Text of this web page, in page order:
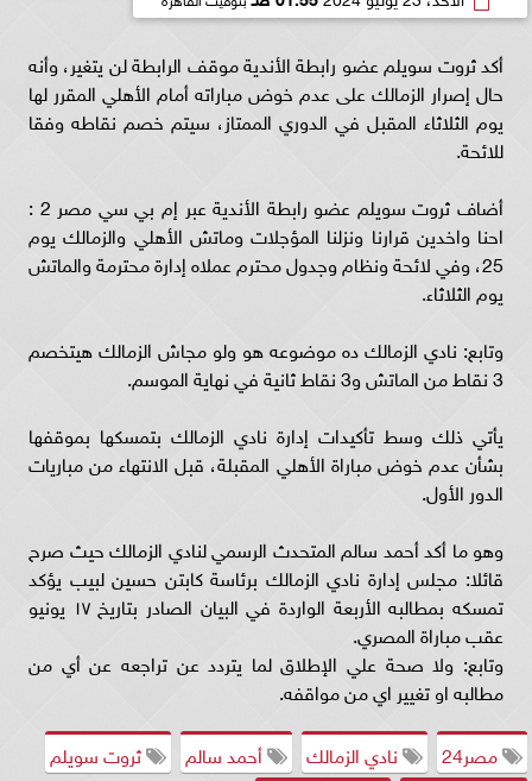
أكد ثروت سويلم عضو رابطة الأندية موقف الرابطة لن يتغير، وأنه
حال إصرار الزمالك على عدم خوض مباراته أمام الأهلي المقرر لها
يوم الثلاثاء المقبل في الدوري الممتاز، سيتم خصم نقاطه وفقا
للائحة.
أضاف ثروت سويلم عضو رابطة الأندية عبر إم بي سي مصر 2 :
احنا واخدين قرارنا ونزلنا المؤجلات وماتش الأهلي والزمالك يوم
25، وفي لائحة ونظام وجدول محترم عملاه إدارة محترمة والماتش
يوم الثلاثاء.
وتابع: نادي الزمالك ده موضوعه هو ولو مجاش الزمالك هيتخصم
3 نقاط من الماتش و3 نقاط ثانية في نهاية الموسم.
يأتي ذلك وسط تأكيدات إدارة نادي الزمالك بتمسكها بموقفها
بشأن عدم خوض مباراة الأهلي المقبلة، قبل الانتهاء من مباريات
الدور الأول.
وهو ما أكد أحمد سالم المتحدث الرسمي لنادي الزمالك حيث صرح
قائلا: مجلس إدارة نادي الزمالك برئاسة كابتن حسين لبيب يؤكد
تمسكه بمطالبه الأربعة الواردة في البيان الصادر بتاريخ ١٧ يونيو
عقب مباراة المصري.
وتابع: ولا صحة علي الإطلاق لما يتردد عن تراجعه عن أي من
مطالبه او تغيير اي من مواقفه.
مصر24
نادي الزمالك أحمد سالم
ثروت سويلم